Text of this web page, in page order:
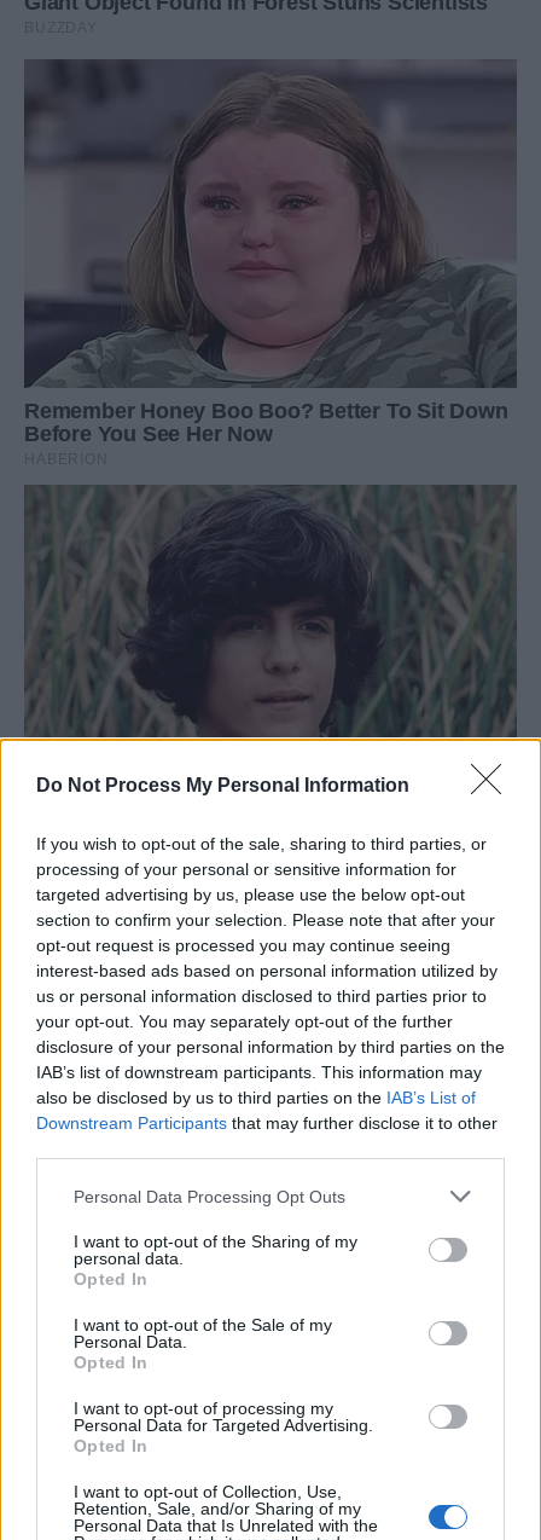
Do Not Process My Personal Information
If you wish to opt-out of the sale, sharing to third parties, or
processing of your personal or sensitive information for
targeted advertising by us, please use the below opt-out
section to confirm your selection. Please note that after your
opt-out request is processed you may continue seeing
interest-based ads based on personal information utilized by
us or personal information disclosed to third parties prior to
your opt-out. You may separately opt-out of the further
disclosure of your personal information by third parties on the
IAB’s list of downstream participants. This information may
also be disclosed by us to third parties on the IAB’s List of
Downstream Participants that may further disclose it to other
Personal Data Processing Opt Outs
I want to opt-out of the Sharing of my
personal data.
Opted In
I want to opt-out of the Sale of my
Personal Data.
Opted In
I want to opt-out of processing my
Personal Data for Targeted Advertising.
Opted In
I want to opt-out of Collection, Use,
Retention, Sale, and/or Sharing of my
Personal Data that Is Unrelated with the